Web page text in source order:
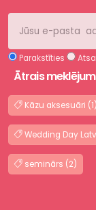
Parakstīties
Ātrais
Kāzu aksesuāri (1)
Wedding Day
seminārs (2)